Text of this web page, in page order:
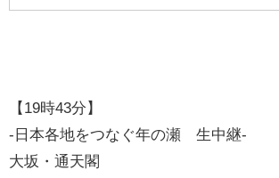
【19時43分】
-日本各地をつなぐ年の瀬 生中継-
大坂・通天閣